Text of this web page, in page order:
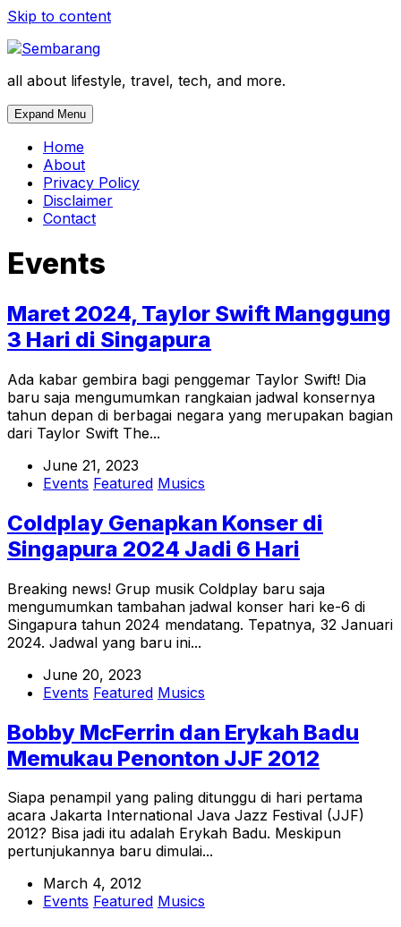
Skip to content
all about lifestyle, travel, tech, and more.
Expand Menu
Home
About
Privacy Policy
Disclaimer
Contact
Events
Maret 2024, Taylor Swift Manggung
3 Hari di Singapura
Ada kabar gembira bagi penggemar Taylor Swift! Dia
baru saja mengumumkan rangkaian jadwal konsernya
tahun depan di berbagai negara yang merupakan bagian
dari Taylor Swift The...
June 21, 2023
Events Featured Musics
Coldplay Genapkan Konser di
Singapura 2024 Jadi 6 Hari
Breaking news! Grup musik Coldplay baru saja
mengumumkan tambahan jadwal konser hari ke-6 di
Singapura tahun 2024 mendatang. Tepatnya, 32 Januari
2024. Jadwal yang baru ini...
June 20, 2023
Events Featured Musics
Bobby McFerrin dan Erykah Badu
Memukau Penonton JJF 2012
Siapa penampil yang paling ditunggu di hari pertama
acara Jakarta International Java Jazz Festival (JJF)
2012? Bisa jadi itu adalah Erykah Badu. Meskipun
pertunjukannya baru dimulai...
March 4, 2012
Events Featured Musics